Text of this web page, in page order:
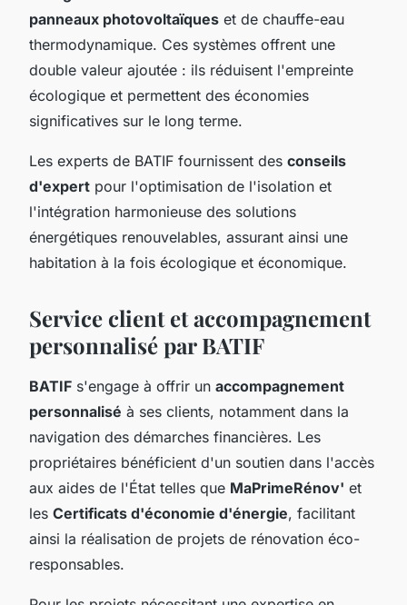
panneaux photovoltaïques et de chauffe-eau
thermodynamique. Ces systèmes offrent une
double valeur ajoutée : ils réduisent l'empreinte
écologique et permettent des économies
significatives sur le long terme.
Les experts de BATIF fournissent des conseils
d'expert pour l'optimisation de l'isolation et
l'intégration harmonieuse des solutions
énergétiques renouvelables, assurant ainsi une
habitation à la fois écologique et économique.
Service client et accompagnement
personnalisé par BATIF
BATIF s'engage à offrir un accompagnement
personnalisé à ses clients, notamment dans la
navigation des démarches financières. Les
propriétaires bénéficient d'un soutien dans l'accès
aux aides de l'État telles que MaPrimeRénov' et
les Certificats d'économie d'énergie, facilitant
ainsi la réalisation de projets de rénovation éco-
responsables.